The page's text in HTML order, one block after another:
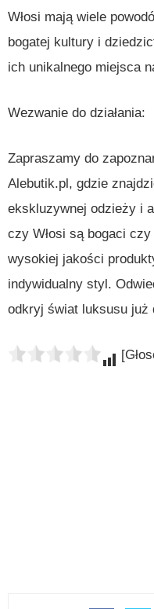
Włosi mają wiele
bogatej kultury i
ich unikalnego miejsca
Wezwanie do działania:
Zapraszamy do
Alebutik.pl, gdzie
ekskluzywnej odzieży i
czy Włosi są bogaci
wysokiej jakości
indywidualny styl.
odkryj świat luksusu już